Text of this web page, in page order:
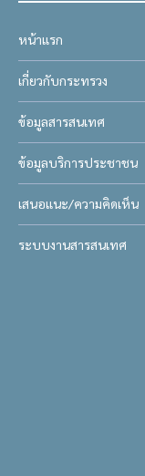
หน้าแรก
เกี่ยวกับกระทรวง
ข้อมูลสารสนเทศ
ข้อมูลบริการประชาชน
เสนอแนะ/ความคิดเห็น
ระบบงานสารสนเทศ